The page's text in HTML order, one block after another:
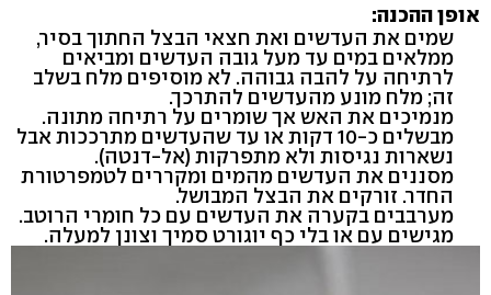
אופן ההכנה:
שמים את העדשים ואת חצאי הבצל החתוך בסיר,
ממלאים במים עד מעל גובה העדשים ומביאים
לרתיחה על להבה גבוהה. לא מוסיפים מלח בשלב
זה; מלח מונע מהעדשים להתרכך.
מנמיכים את האש אך שומרים על רתיחה מתונה.
מבשלים כ-10 דקות או עד שהעדשים מתרככות אבל
נשארות נגיסות ולא מתפרקות (אל-דנטה).
מסננים את העדשים מהמים ומקררים לטמפרטורת
החדר. זורקים את הבצל המבושל.
מערבבים בקערה את העדשים עם כל חומרי הרוטב.
מגישים עם או בלי כף יוגורט סמיך וצונן למעלה.